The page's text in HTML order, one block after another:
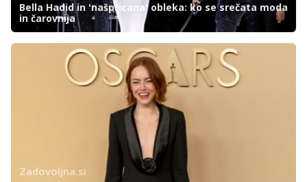
Bella Hadid in 'našpricana' obleka: ko se srečata moda
in čarovnija
Zadovoljna.si